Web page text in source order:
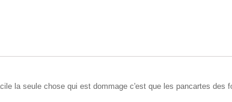
la seule chose qui est dommage c'est que les pancartes des